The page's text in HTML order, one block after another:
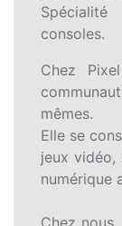
consoles.
Chez
mêmes.
Elle se
jeux
numérique
Chez